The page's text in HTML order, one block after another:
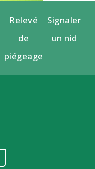
Relevé
de
piégeage
Signaler
un nid